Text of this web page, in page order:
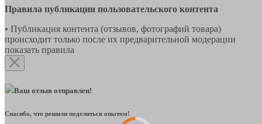
Правила публикации пользовательского контента
• Публикация контента (отзывов, фотографий товара)
происходит только после их предварительной модерации
показать правила
Ваш отзыв отправлен!
Спасибо, что решили поделиться опытом!